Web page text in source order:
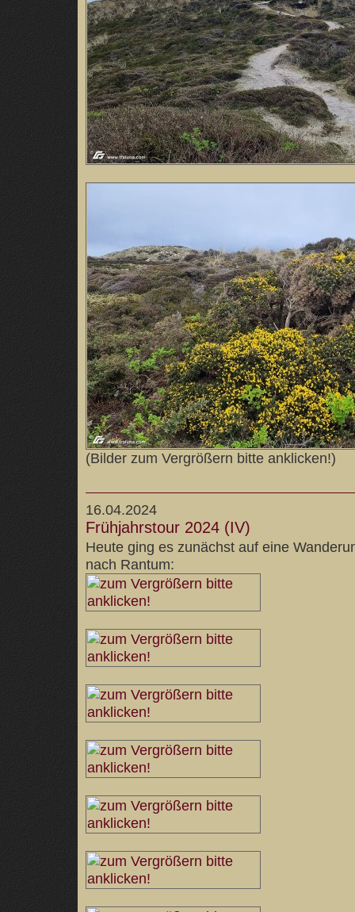
(Bilder zum Vergrößern bitte anklicken!)
16.04.2024
Frühjahrstour 2024 (IV)
Heute ging es zunächst auf eine
nach Rantum: